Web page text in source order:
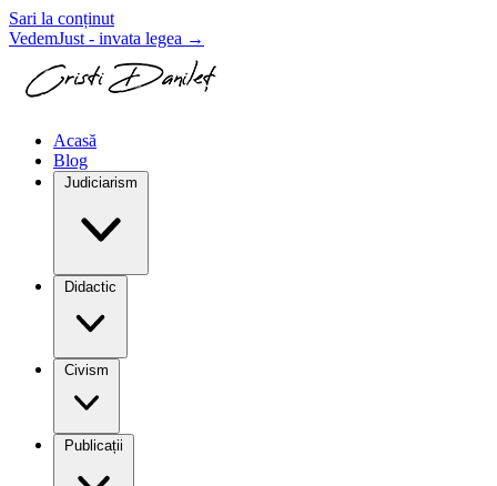
Sari la conținut
VedemJust - invata legea →
Acasă
Blog
Judiciarism
Didactic
Civism
Publicații